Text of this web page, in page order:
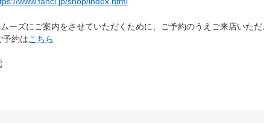
ムーズにご案内をさせていただくために、ご予約のうえご来店いただ
予約はこちら